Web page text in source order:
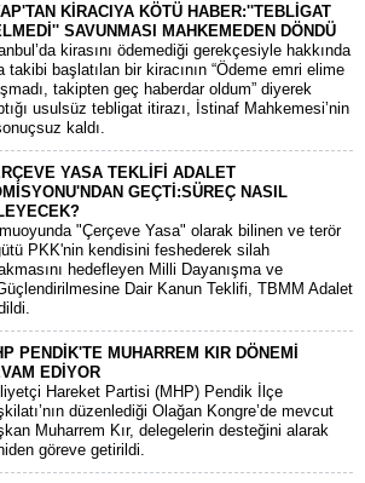
KİRACIYA KÖTÜ HABER:''TEBLİGAT
SAVUNMASI MAHKEMEDEN DÖNDÜ
kirasını ödemediği gerekçesiyle hakkında
takibi başlatılan bir kiracının “Ödeme emri elime
takipten geç haberdar oldum” diyerek
usulsüz tebligat itirazı, İstinaf Mahkemesi’nin
kaldı.
YASA TEKLİFİ ADALET
GEÇTİ:SÜREÇ NASIL
"Çerçeve Yasa" olarak bilinen ve terör
PKK'nin kendisini feshederek silah
hedefleyen Milli Dayanışma ve
Dair Kanun Teklifi, TBMM Adalet
PENDİK'TE MUHARREM KIR DÖNEMİ
EDİYOR
Hareket Partisi (MHP) Pendik İlçe
düzenlediği Olağan Kongre’de mevcut
Muharrem Kır, delegelerin desteğini alarak
göreve getirildi.